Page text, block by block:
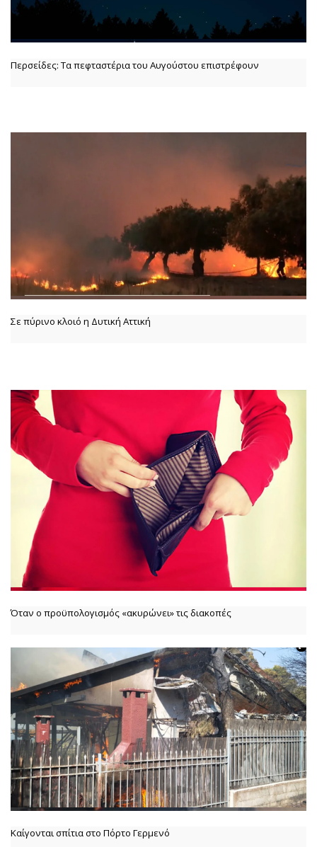
Περσείδες: Τα πεφταστέρια του Αυγούστου επιστρέφουν
Σε πύρινο κλοιό η Δυτική Αττική
Όταν ο προϋπολογισμός «ακυρώνει» τις διακοπές
Καίγονται σπίτια στο Πόρτο Γερμενό